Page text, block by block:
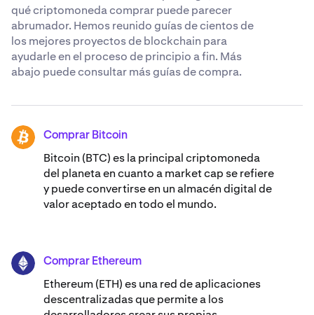
qué criptomoneda comprar puede parecer
abrumador. Hemos reunido guías de cientos de
los mejores proyectos de blockchain para
ayudarle en el proceso de principio a fin. Más
abajo puede consultar más guías de compra.
BTC Comprar Bitcoin
Bitcoin (BTC) es la principal criptomoneda
del planeta en cuanto a market cap se refiere
y puede convertirse en un almacén digital de
valor aceptado en todo el mundo.
ETH Comprar Ethereum
Ethereum (ETH) es una red de aplicaciones
descentralizadas que permite a los